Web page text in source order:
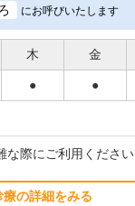
にお呼びいたします
木 金
● ●
な際にご利用ください
の詳細をみる